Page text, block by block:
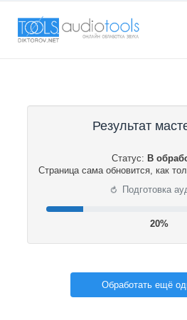
Результат
Статус: В
Страница сама обновится, как
⟳ Подготовка
21%
Обработать ещё